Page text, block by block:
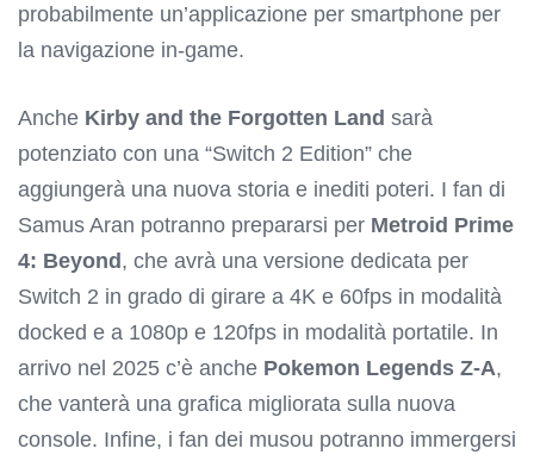
probabilmente un’applicazione per smartphone per
la navigazione in-game.
Anche Kirby and the Forgotten Land sarà
potenziato con una “Switch 2 Edition” che
aggiungerà una nuova storia e inediti poteri. I fan di
Samus Aran potranno prepararsi per Metroid Prime
4: Beyond, che avrà una versione dedicata per
Switch 2 in grado di girare a 4K e 60fps in modalità
docked e a 1080p e 120fps in modalità portatile. In
arrivo nel 2025 c’è anche Pokemon Legends Z-A,
che vanterà una grafica migliorata sulla nuova
console. Infine, i fan dei musou potranno immergersi